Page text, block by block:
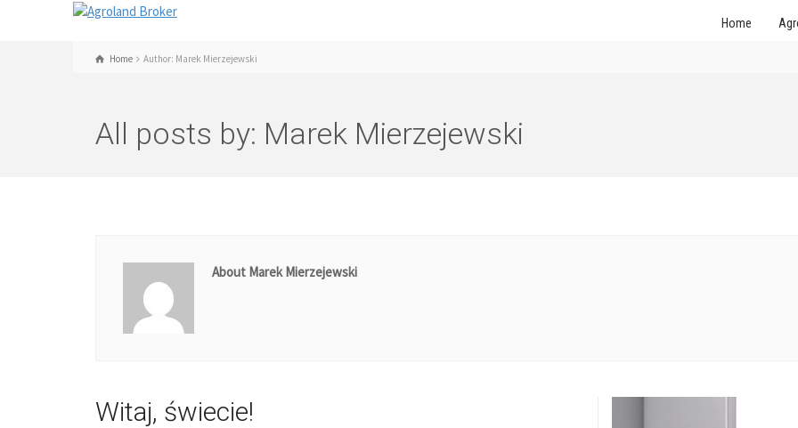
Home
Home Author: Marek Mierzejewski
All posts by: Marek Mierzejewski
About Marek Mierzejewski
Witaj, świecie!